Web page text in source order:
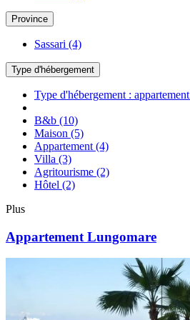
Province
Sassari (4)
Type d'hébergement
Type d'hébergement : appartement
B&b (10)
Maison (5)
Appartement (4)
Villa (3)
Agritourisme (2)
Hôtel (2)
Plus
Appartement Lungomare